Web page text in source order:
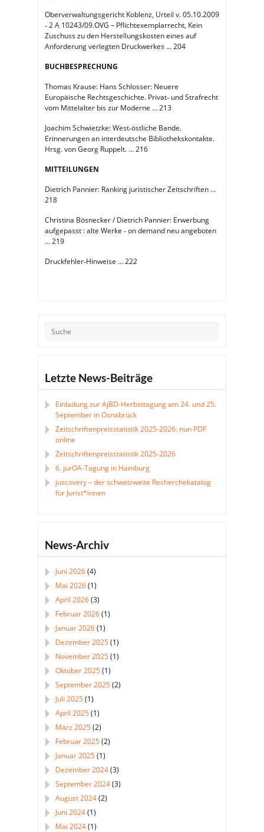
Oberverwaltungsgericht Koblenz, Urteil v. 05.10.2009
‐ 2 A 10243/09.OVG – Pflichtexemplarrecht, Kein
Zuschuss zu den Herstellungskosten eines auf
Anforderung verlegten Druckwerkes … 204
BUCHBESPRECHUNG
Thomas Krause: Hans Schlosser: Neuere
Europäische Rechtsgeschichte. Privat‐ und Strafrecht
vom Mittelalter bis zur Moderne … 213
Joachim Schwietzke: West‐östliche Bande.
Erinnerungen an interdeutsche Bibliothekskontakte.
Hrsg. von Georg Ruppelt. … 216
MITTEILUNGEN
Dietrich Pannier: Ranking juristischer Zeitschriften …
218
Christina Bösnecker / Dietrich Pannier: Erwerbung
aufgepasst : alte Werke ‐ on demand neu angeboten
… 219
Druckfehler‐Hinweise … 222
Letzte News-Beiträge
Einladung zur AjBD-Herbsttagung am 24. und 25.
September in Osnabrück
Zeitschriftenpreisstatistik 2025-2026: nun PDF
online
Zeitschriftenpreisstatistik 2025-2026
6. jurOA-Tagung in Hamburg
juscovery – der schweizweite Recherchekatalog
für Jurist*innen
News-Archiv
Juni 2026(4)
Mai 2026(1)
April 2026(3)
Februar 2026(1)
Januar 2026(1)
Dezember 2025(1)
November 2025(1)
Oktober 2025(1)
September 2025(2)
Juli 2025(1)
April 2025(1)
März 2025(2)
Februar 2025(2)
Januar 2025(1)
Dezember 2024(3)
September 2024(3)
August 2024(2)
Juni 2024(1)
Mai 2024(1)